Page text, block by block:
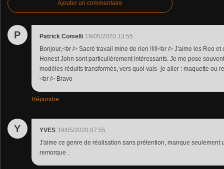
Ajouter un commentaire
P Patrick Comelli 19/05/2020 13:55
Bonjour,<br /> Sacré travail mine de rien !!!!!<br /> J'aime les Reo
Honest John sont particulièrement intéressants. Je me pose
modèles réduits transformés, vers quoi vais- je aller : maquette ou
<br /> Bravo
Répondre
Y YVES 19/05/2020 07:55
J'aime ce genre de réalisation sans prétention, manque seulement
remorque .